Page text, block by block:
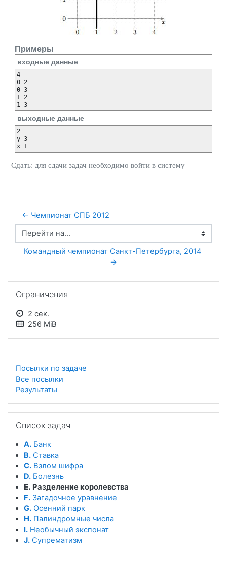
Примеры
входные данные
4
0 2
0 3
1 2
выходные данные
2
y 3
Сдать: для сдачи задач необходимо войти в систему
← Чемпионат СПБ 2012
Перейти на...
Командный чемпионат Санкт-Петербурга, 2014
→
Ограничения
2 сек.
256 MiB
Посылки по задаче
Все посылки
Результаты
Список задач
A. Банк
B. Ставка
C. Взлом шифра
D. Болезнь
E. Разделение королевства
F. Загадочное уравнение
G. Осенний парк
H. Палиндромные числа
I. Необычный экспонат
J. Супрематизм